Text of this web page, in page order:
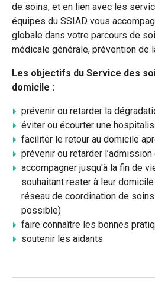
de soins, et en lien avec les
équipes du SSIAD vous
globale dans votre parcours de
médicale générale, prévention de
Les objectifs du Service des
domicile :
prévenir ou retarder la
éviter ou écourter une
faciliter le retour au domicile
prévenir ou retarder
accompagner jusqu'à la fin de
souhaitant rester à leur domicile
réseau de coordination de
possible)
faire connaître les bonnes
soutenir les aidants